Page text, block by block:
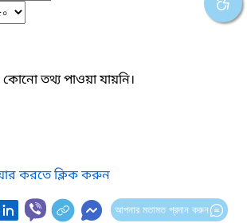
কোনো তথ্য পাওয়া যায়নি।
করতে ক্লিক করুন
আপনার মতামত প্রদান করুন